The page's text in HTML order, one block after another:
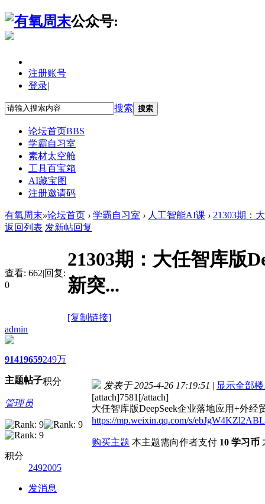
公众号:
注册账号
登录|
搜索 搜索
论坛首页BBS
学霸自习室
素材太空舱
工具百宝箱
AI藏宝图
注册邀请码
有氧周末»论坛首页 › 学霸自习室 › 人工智能AI课 › 21303期：
返回列表 发新帖回复
查看: 662|回复:
0
21303期：大任智库版
新突...
[复制链接]
admin
9141
主题
9659
帖子
249万
积分
管理员
积分
2492005
发消息
发表于 2025-4-26 17:19:51 | 显示全部
[attach]7581[/attach]
大任智库版DeepSeek企业落地应用+外
https://mp.weixin.qq.com/s/
购买主题 本主题需向作者支付 10 学习币